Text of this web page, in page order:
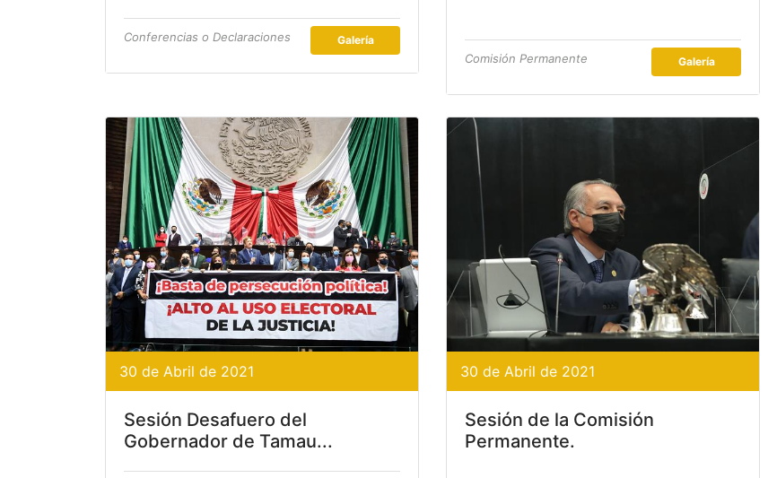
Conferencias o Declaraciones Galería
Comisión Permanente Galería
30 de Abril de 2021
Sesión Desafuero del
Gobernador de Tamau...
30 de Abril de 2021
Sesión de la Comisión
Permanente.